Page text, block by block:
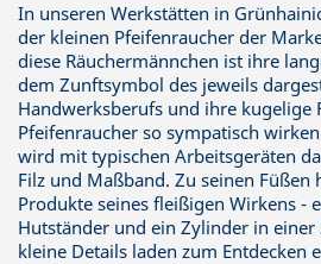
In unseren Werkstätten in
der kleinen Pfeifenraucher der
diese Räuchermännchen ist ihre
dem Zunftsymbol des jeweils
Handwerksberufs und ihre kugelige
Pfeifenraucher so sympatisch
wird mit typischen Arbeitsgeräten
Filz und Maßband. Zu seinen Füßen
Produkte seines fleißigen Wirkens -
Hutständer und ein Zylinder in einer
kleine Details laden zum Entdecken